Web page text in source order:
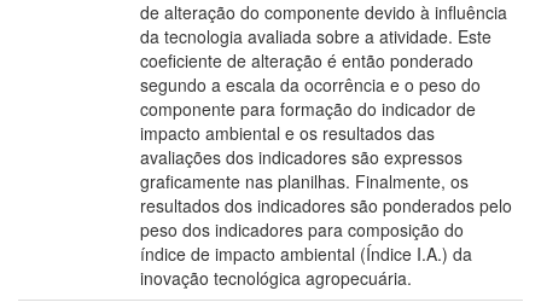
de alteração do componente devido à influência
da tecnologia avaliada sobre a atividade. Este
coeficiente de alteração é então ponderado
segundo a escala da ocorrência e o peso do
componente para formação do indicador de
impacto ambiental e os resultados das
avaliações dos indicadores são expressos
graficamente nas planilhas. Finalmente, os
resultados dos indicadores são ponderados pelo
peso dos indicadores para composição do
índice de impacto ambiental (Índice I.A.) da
inovação tecnológica agropecuária.